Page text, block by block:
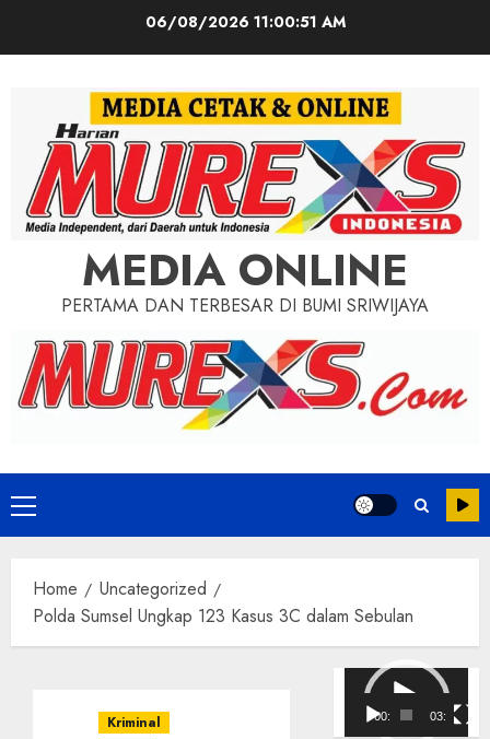
06/08/2026 11:00:53 AM
MEDIA ONLINE
PERTAMA DAN TERBESAR DI BUMI SRIWIJAYA
Primary
Menu
Home
Uncategorized
Polda Sumsel Ungkap 123 Kasus 3C dalam Sebulan
Kriminal
Pemutar
Video
00:00 03:08